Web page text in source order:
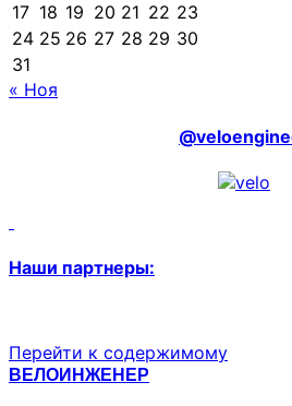
17 18 19 20 21 22 23
24 25 26 27 28 29 30
31
« Ноя
Наши партнеры:
Перейти к содержимому
ВЕЛОИНЖЕНЕР